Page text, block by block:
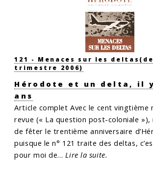
121 - Menaces sur les deltas
trimestre 2006)
Hérodote et un delta, il
ans
Article completAvec le cent vingtième
revue (« La question post-coloniale »),
de fêter le trentième anniversaire
puisque le n° 121 traite des deltas,
pour moi de…Lire la suite.